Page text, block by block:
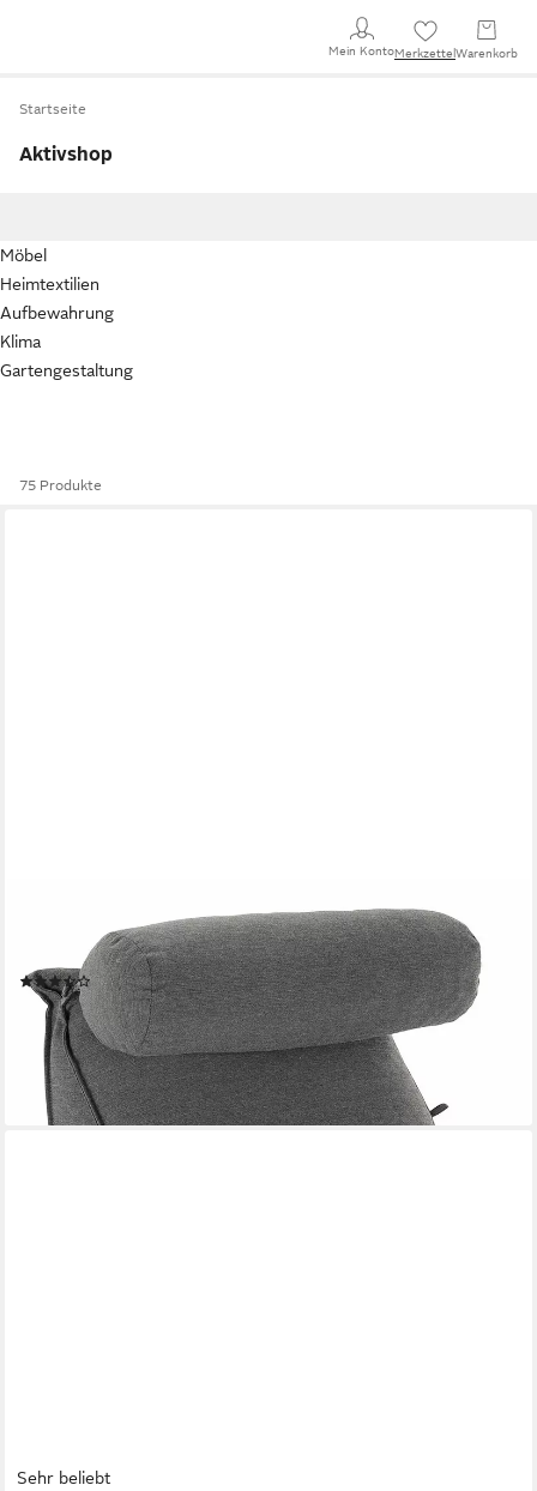
Mein KontoMerkzettel Warenkorb
Startseite
Aktivshop
Möbel
Heimtextilien
Aufbewahrung
Klima
Gartengestaltung
75 Produkte
Rückenkissen mit Nackenrolle für Bett & Sofa, 55x50x30cm,
waschbarer Bezug
(42)
44,99 € UVP59,99 €
-25%
lieferbar - in 2-3 Werktagen bei dir
Sehr beliebt